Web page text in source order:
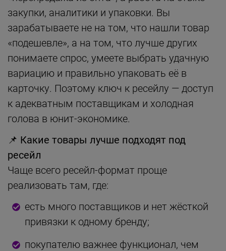
закупки, аналитики и упаковки. Вы
зарабатываете не на том, что нашли товар
«подешевле», а на том, что лучше других
понимаете спрос, умеете выбрать удачную
вариацию и правильно упаковать её в
карточку. Поэтому ключ к ресейлу — доступ
к адекватным поставщикам и холодная
голова в юнит-экономике.
📌 Какие товары лучше подходят под
ресейл
Чаще всего ресейл-формат проще
реализовать там, где:
есть много поставщиков и нет жёсткой
привязки к одному бренду;
покупателю важнее функционал, чем